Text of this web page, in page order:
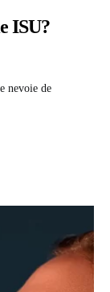
ISU?
nevoie de